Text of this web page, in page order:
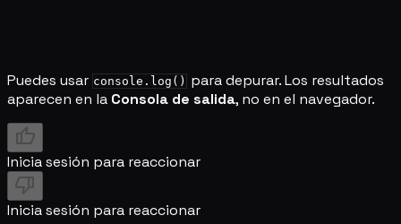
Puedes usar console.log() para depurar. Los resultados
aparecen en la Consola de salida, no en el navegador.
thumb_up
Inicia sesión para reaccionar
thumb_down
Inicia sesión para reaccionar